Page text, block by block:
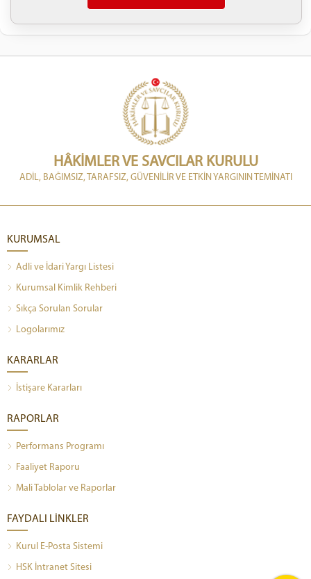
HÂKİMLER VE SAVCILAR KURULU
ADİL, BAĞIMSIZ, TARAFSIZ, GÜVENİLİR VE ETKİN YARGININ TEMİNATI
KURUMSAL
Adli ve İdari Yargı Listesi
Kurumsal Kimlik Rehberi
Sıkça Sorulan Sorular
Logolarımız
KARARLAR
İstişare Kararları
RAPORLAR
Performans Programı
Faaliyet Raporu
Mali Tablolar ve Raporlar
FAYDALI LİNKLER
Kurul E-Posta Sistemi
HSK İntranet Sitesi